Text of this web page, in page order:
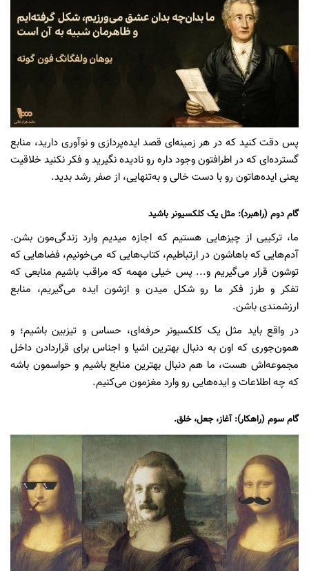
پس دقت کنید که در هر زمینه‌ای قصد ایده‌پردازی و نوآوری دارید، منابع
گسترده‌ای که در اطرافتون وجود داره رو نادیده نگیرید و فکر نکنید خلاقیت
یعنی ایده‌هاتون رو با دست خالی و به‌تنهایی، از صفر رشد بدید.
گام دوم (راهبرد): مثل یک کلکسیونر باشید
ما، ترکیبی از چیزهایی هستیم که اجازه میدیم وارد زندگی‌مون بشن.
آدم‌هایی که باهاشون در ارتباطیم، کتاب‌هایی که می‌خونیم، فضاهایی که
توشون قرار می‌گیریم و... پس خیلی مهمه که مراقب باشیم منابعی که
تفکر و طرز فکر ما رو شکل میدن و ازشون ایده می‌گیریم، منابع
ارزشمندی باشن.
در واقع باید مثل یک کلکسیونر حرفه‌ای، حساس و تیزبین باشیم؛ و
همون‌جوری که اون به دنبال بهترین اشیا و اجناس برای قراردادن داخل
مجموعه‌اش هست، ما هم دنبال بهترین منابع باشیم و حواسمون باشه
که چه اطلاعات و ایده‌هایی رو وارد مغزمون می‌کنیم.
گام سوم (راهکار): آغاز، جعل، خلق.